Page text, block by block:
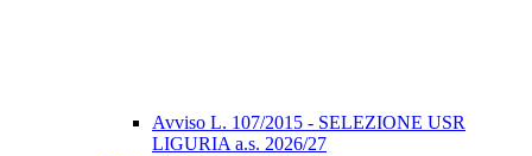
Avviso L. 107/2015 - SELEZIONE USR
LIGURIA a.s. 2026/27